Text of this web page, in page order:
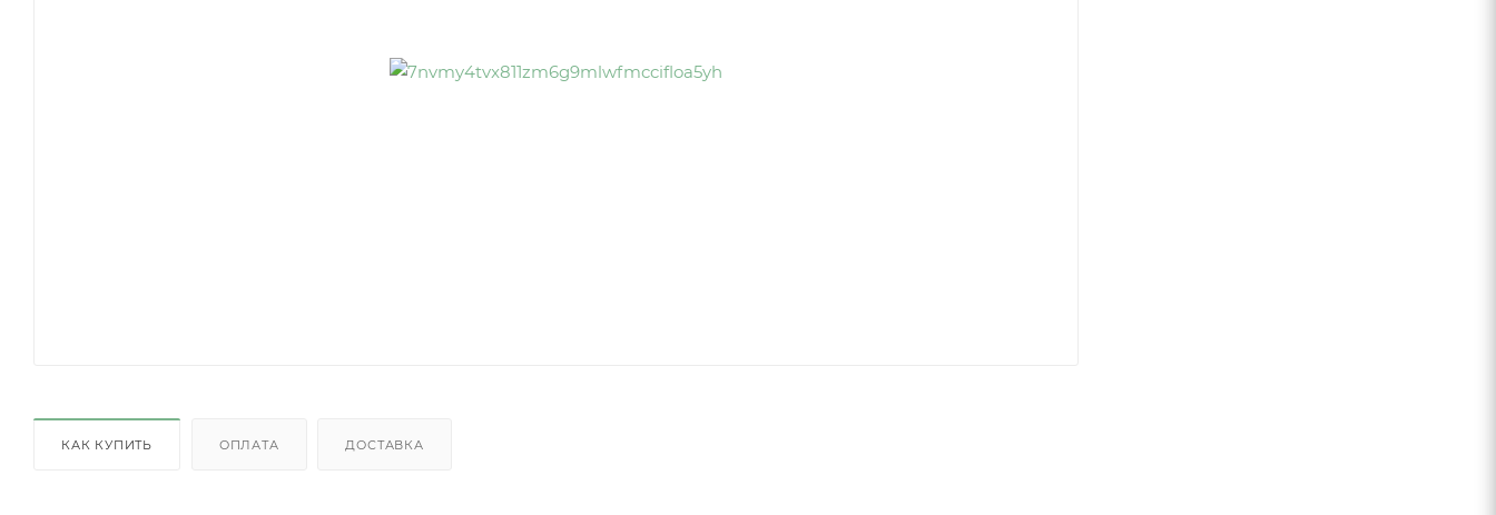
КАК КУПИТЬ ОПЛАТА ДОСТАВКА